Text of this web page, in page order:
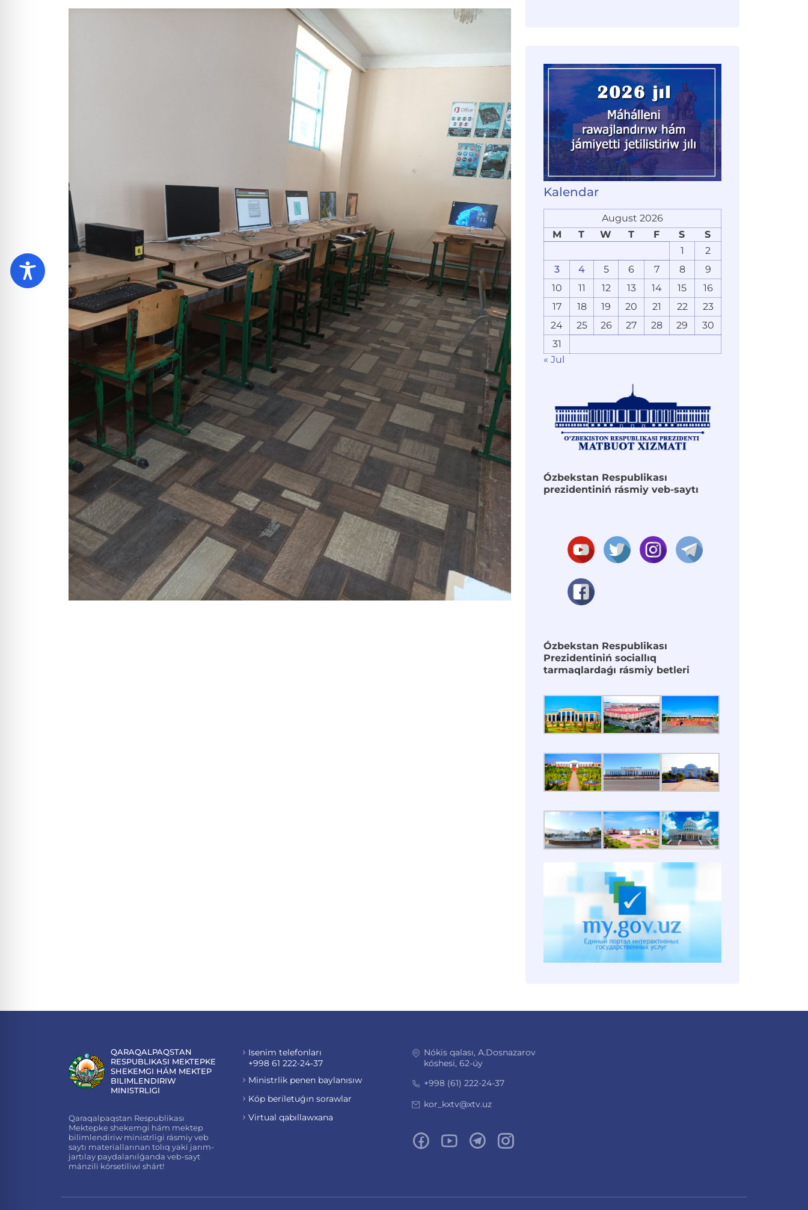
Kalendar
August 2026
M
T W T F S
S
1
2
3
4 5 6 7 8
9
10
11 12 13 14 15
16
17
18 19 20 21 22
23
24
25 26 27 28 29
30
31
« Jul
Ózbekstan Respublikası
prezidentiniń rásmiy veb-saytı
Ózbekstan Respublikası
Prezidentiniń sociallıq
tarmaqlardaǵı rásmiy betleri
QARAQALPAQSTAN
RESPUBLIKASI MEKTEPKE
SHEKEMGI HÁM MEKTEP
BILIMLENDIRIW
MINISTRLIGI
Qaraqalpaqstan Respublikası
Mektepke shekemgi hám mektep
bilimlendiriw ministrligi rásmiy veb
saytı materiallarınan tolıq yaki jarım-
jartılay paydalanılǵanda veb-sayt
mánzili kórsetiliwi shárt!
Isenim telefonları
+998 61 222-24-37
Ministrlik penen baylanısıw
Kóp beriletuǵın sorawlar
Virtual qabıllawxana
Nókis qalası, A.Dosnazarov
kóshesi, 62-úy
+998 (61) 222-24-37
kor_kxtv@xtv.uz